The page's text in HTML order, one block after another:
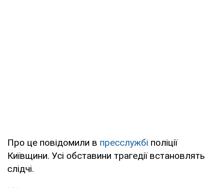
Про це повідомили в пресслужбі поліції
Київщини. Усі обставини трагедії встановлять
слідчі.